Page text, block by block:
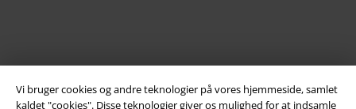
Vi bruger cookies og andre teknologier på vores hjemmeside, samlet
kaldet "cookies". Disse teknologier giver os mulighed for at indsamle